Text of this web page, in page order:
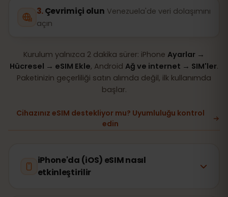
Çevrimiçi olun Venezuela'de veri dolaşımını
açın
Kurulum yalnızca 2 dakika sürer: iPhone Ayarlar →
Hücresel → eSIM Ekle, Android Ağ ve internet → SIM'ler.
Paketinizin geçerliliği satın alımda değil, ilk kullanımda
başlar.
Cihazınız eSIM destekliyor mu? Uyumluluğu kontrol
edin
iPhone'da (iOS) eSIM nasıl
etkinleştirilir